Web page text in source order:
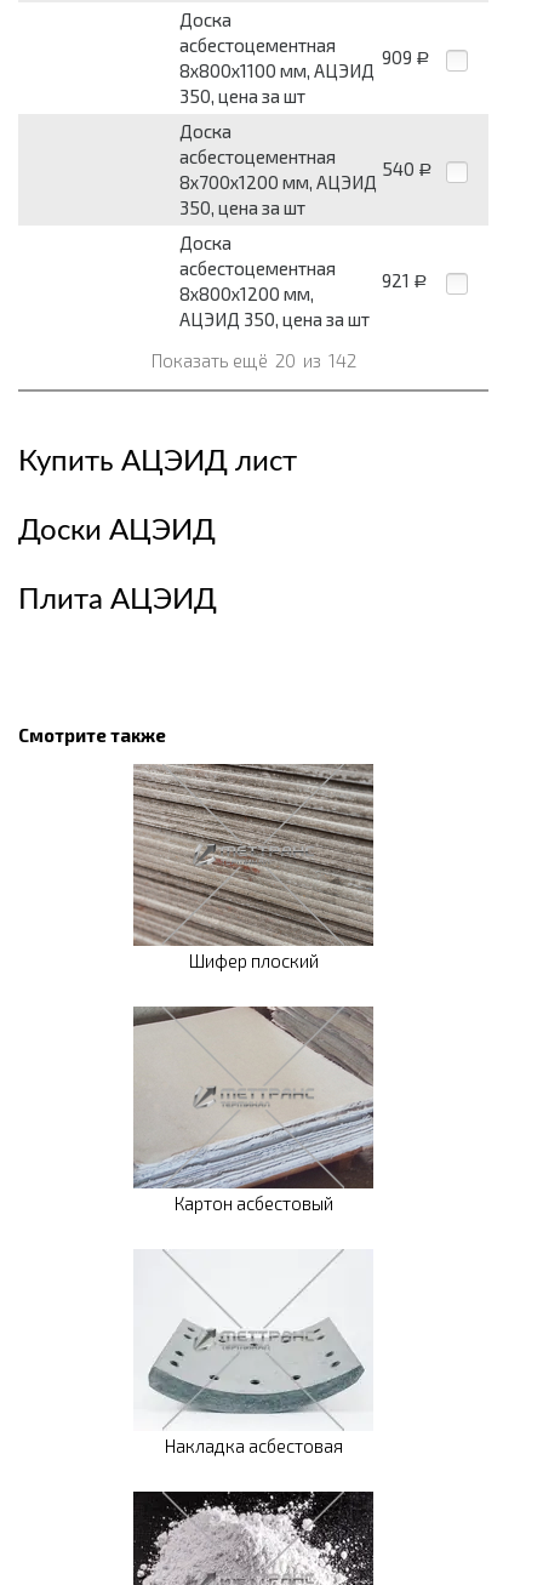
Доска
асбестоцементная
8x800x1100 мм, АЦЭИД
350, цена за шт
909 Р
Доска
асбестоцементная
8x700x1200 мм, АЦЭИД
350, цена за шт
540 Р
Доска
асбестоцементная
8x800x1200 мм,
АЦЭИД 350, цена за шт
921 Р
Показать ещё 20 из 142
Купить АЦЭИД лист
Доски АЦЭИД
Плита АЦЭИД
Смотрите также
Шифер плоский
Картон асбестовый
Накладка асбестовая